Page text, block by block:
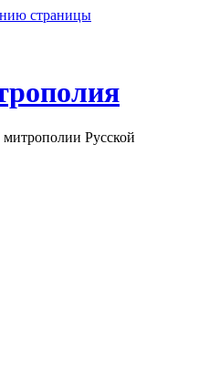
страницы
Русской